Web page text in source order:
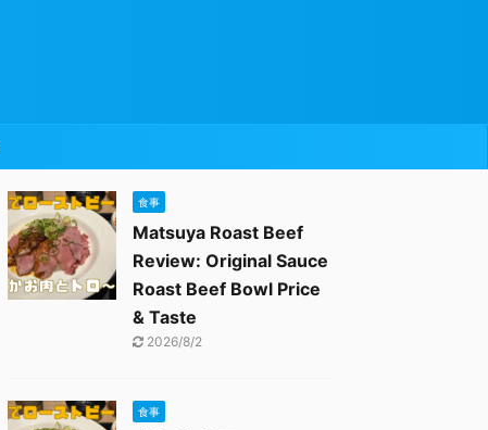
食事
Matsuya Roast Beef
Review: Original Sauce
Roast Beef Bowl Price
& Taste
2026/8/2
食事